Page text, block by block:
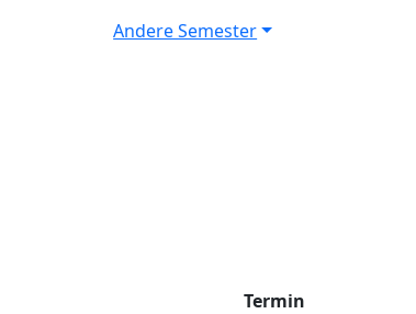
Andere Semester
Termin